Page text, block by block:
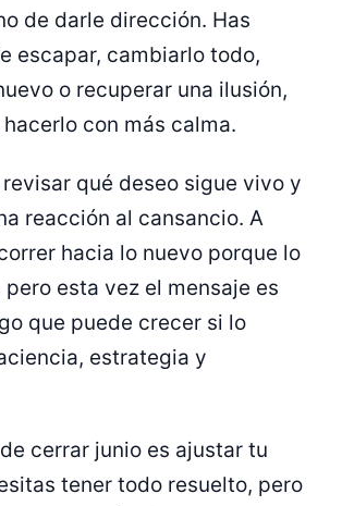
de darle dirección. Has
escapar, cambiarlo todo,
o recuperar una ilusión,
con más calma.
qué deseo sigue vivo y
reacción al cansancio. A
hacia lo nuevo porque lo
esta vez el mensaje es
que puede crecer si lo
estrategia y
cerrar junio es ajustar tu
tener todo resuelto, pero